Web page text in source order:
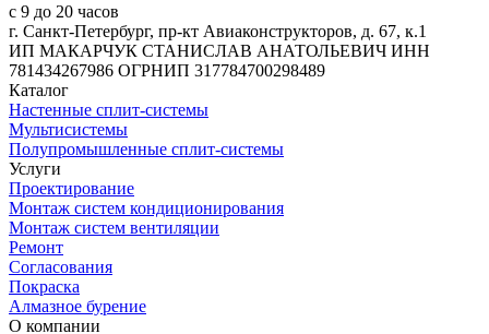
с 9 до 20 часов
г. Санкт-Петербург, пр-кт Авиаконструкторов, д. 67, к.1
ИП МАКАРЧУК СТАНИСЛАВ АНАТОЛЬЕВИЧ ИНН
781434267986 ОГРНИП 317784700298489
Каталог
Настенные сплит-системы
Мультисистемы
Полупромышленные сплит-системы
Услуги
Проектирование
Монтаж систем кондиционирования
Монтаж систем вентиляции
Ремонт
Согласования
Покраска
Алмазное бурение
О компании